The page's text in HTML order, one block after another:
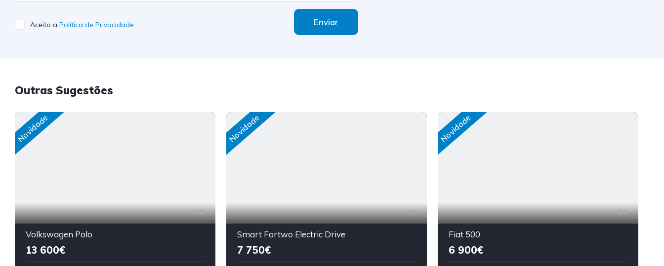
Aceito a Política de Privacidade Enviar
Outras Sugestões
Novidade
28
Volkswagen Polo
13 600€
Novidade
27
Smart Fortwo Electric Drive
7 750€
Novidade
24
Fiat 500
6 900€